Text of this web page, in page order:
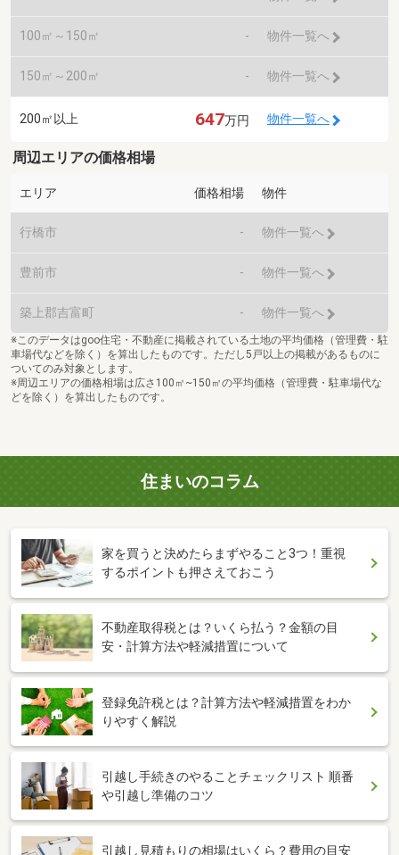
100㎡～150㎡ - 物件一覧へ
150㎡～200㎡ - 物件一覧へ
200㎡以上 647万円 物件一覧へ
周辺エリアの価格相場
エリア 価格相場 物件
行橋市 - 物件一覧へ
豊前市 - 物件一覧へ
築上郡吉富町 - 物件一覧へ
※このデータはgoo住宅・不動産に掲載されている土地の平均価格（管理費・駐
車場代などを除く）を算出したものです。ただし5戸以上の掲載があるものに
ついてのみ対象とします。
※周辺エリアの価格相場は広さ100㎡~150㎡の平均価格（管理費・駐車場代な
どを除く）を算出したものです。
住まいのコラム
家を買うと決めたらまずやること3つ！重視
するポイントも押さえておこう
不動産取得税とは？いくら払う？金額の目
安・計算方法や軽減措置について
登録免許税とは？計算方法や軽減措置をわか
りやすく解説
引越し手続きのやることチェックリスト 順番
や引越し準備のコツ
引越し見積もりの相場はいくら？費用の目安